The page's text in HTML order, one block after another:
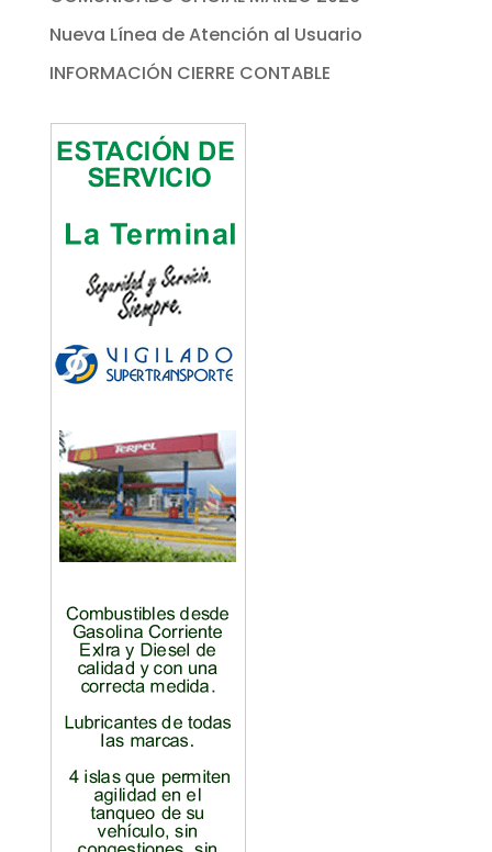
Nueva Línea de Atención al Usuario
INFORMACIÓN CIERRE CONTABLE